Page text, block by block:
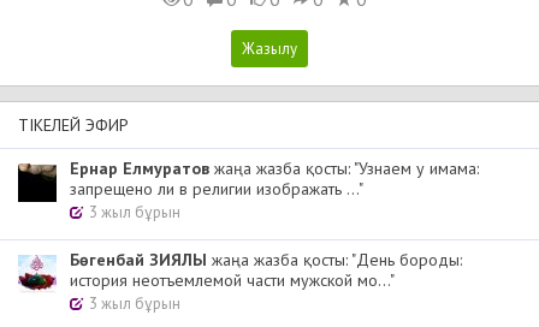
ТІКЕЛЕЙ ЭФИР
Ернар Елмуратов жаңа жазба қосты: "Узнаем у имама:
запрещено ли в религии изображать ..."
3 жыл бұрын
Бөгенбай ЗИЯЛЫ жаңа жазба қосты: "День бороды:
история неотъемлемой части мужской мо..."
3 жыл бұрын